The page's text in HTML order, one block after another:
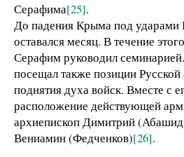
Серафима[25].
До падения Крыма под ударами
оставался месяц. В течение
Серафим руководил
посещал также позиции
поднятия духа войск. Вместе с
расположение действующей
архиепископ Димитрий
Вениамин (Федченков)[26].